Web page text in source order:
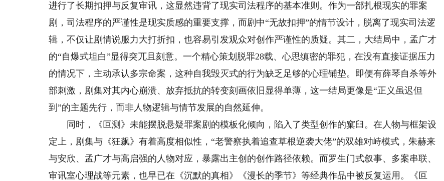
进行了长期扣押与反复审讯，这显然违背了现实司法程序的基本准则。作为一部扎根现实的罪案
剧，司法程序的严谨性是现实质感的重要支撑，而剧中“无故扣押”的情节设计，脱离了现实司法逻
辑，不仅让剧情说服力大打折扣，也容易引发观众对创作严谨性的质疑。其二，大结局中，孟广才
的“自爆式坦白”显得突兀且刻意。一个精心策划脱罪28载、心思缜密的罪犯，在没有直接证据压力
的情况下，主动承认多宗命案，这种自我毁灭式的行为缺乏足够的心理铺垫。即便有薛琴自杀等外
部刺激，剧集对其内心崩溃、放弃抵抗的转变刻画依旧显得单薄，这一结局更像是“正义虽迟但
到”的主题先行，而非人物逻辑与情节发展的自然延伸。
同时，《叵测》未能摆脱悬疑罪案剧的模板化倾向，陷入了类型创作的窠臼。在人物与框架设
定上，剧集与《狂飙》有着高度相似性，“老警察执着追查草根逆袭大佬”的双雄对峙模式，朱赫来
与安欣、孟广才与高启强的人物对应，暴露出主创的创作路径依赖。而罗生门式叙事、多案串联、
审讯室心理战等元素，也早已在《沉默的真相》《漫长的季节》等经典作品中被反复运用。《叵